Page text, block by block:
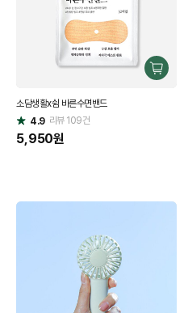
구
소담생활x쉼 바른수면밴드
별
점
4.9 리뷰109건
5,950원